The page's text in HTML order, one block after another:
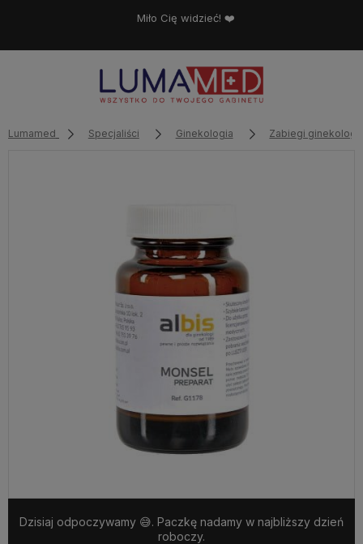
Miło Cię widzieć! ❤️
Lumamed Specjaliści Ginekologia Zabiegi
Dzisiaj odpoczywamy 😅. Paczkę nadamy w najbliższy dzień
roboczy.